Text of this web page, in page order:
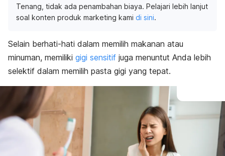
Tenang, tidak ada penambahan biaya. Pelajari lebih lanjut
soal konten produk marketing kami di sini.
Selain berhati-hati dalam memilih makanan atau
minuman, memiliki gigi sensitif juga menuntut Anda lebih
selektif dalam memilih pasta gigi yang tepat.